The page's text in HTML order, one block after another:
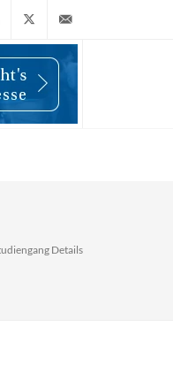
X
(Twitter)
info@wiwi-
Details